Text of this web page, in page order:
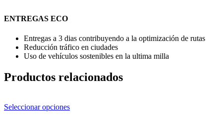
ENTREGAS ECO
Entregas a 3 dias contribuyendo a la optimización de rutas
Reducción tráfico en ciudades
Uso de vehículos sostenibles en la ultima milla
Productos relacionados
Seleccionar opcionesEste